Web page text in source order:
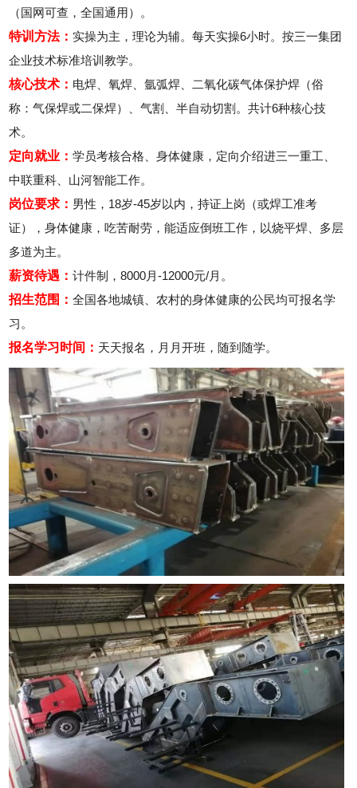
（国网可查，全国通用）。
特训方法： 实操为主，理论为辅。每天实操6小时。按三一集团
企业技术标准培训教学。
核心技术： 电焊、氧焊、氩弧焊、二氧化碳气体保护焊（俗
称：气保焊或二保焊）、气割、半自动切割。共计6种核心技
术。
定向就业：学员考核合格、身体健康，定向介绍进三一重工、
中联重科、山河智能工作。
岗位要求： 男性，18岁-45岁以内，持证上岗（或焊工准考
证），身体健康，吃苦耐劳，能适应倒班工作，以烧平焊、多层
多道为主。
薪资待遇：计件制，8000月-12000元/月。
招生范围：全国各地城镇、农村的身体健康的公民均可报名学
习。
报名学习时间： 天天报名，月月开班，随到随学。